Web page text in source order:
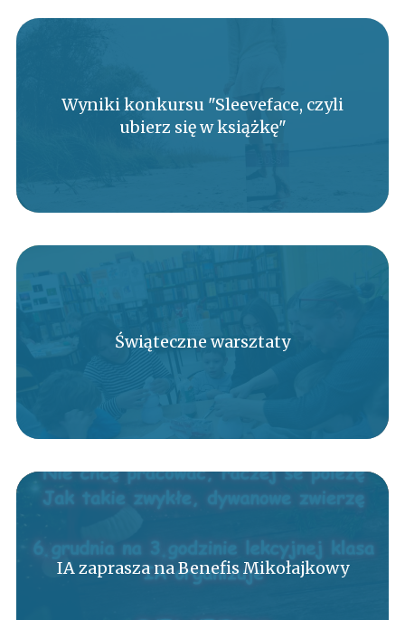
Wyniki konkursu "Sleeveface, czyli
ubierz się w książkę"
Świąteczne warsztaty
IA zaprasza na Benefis Mikołajkowy